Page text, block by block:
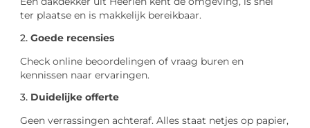
ter plaatse en is makkelijk bereikbaar.
2.Goede recensies
Check online beoordelingen of vraag buren en
kennissen naar ervaringen.
3. Duidelijke offerte
Geen verrassingen achteraf. Alles staat netjes op papier,